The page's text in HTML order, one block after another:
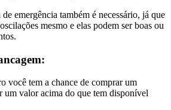
emergência também é necessário, já que
mesmo e elas podem ser boas ou
você tem a chance de comprar um
um valor acima do que tem disponível